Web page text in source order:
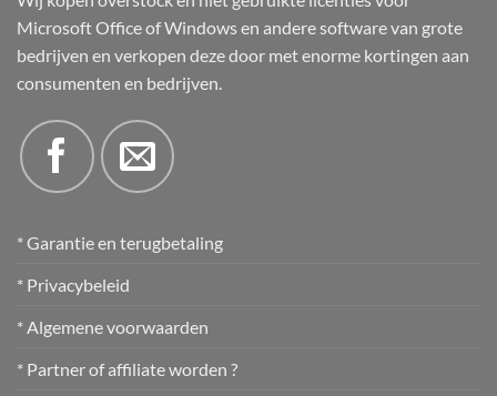
Microsoft Office of Windows en andere software van grote
bedrijven en verkopen deze door met enorme kortingen aan
consumenten en bedrijven.
* Garantie en terugbetaling
* Privacybeleid
* Algemene voorwaarden
* Partner of affiliate worden ?